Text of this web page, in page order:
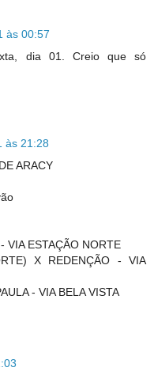
às 00:57
dia 01. Creio que só
às 21:28
ARACY
VIA ESTAÇÃO NORTE
X REDENÇÃO - VIA
- VIA BELA VISTA